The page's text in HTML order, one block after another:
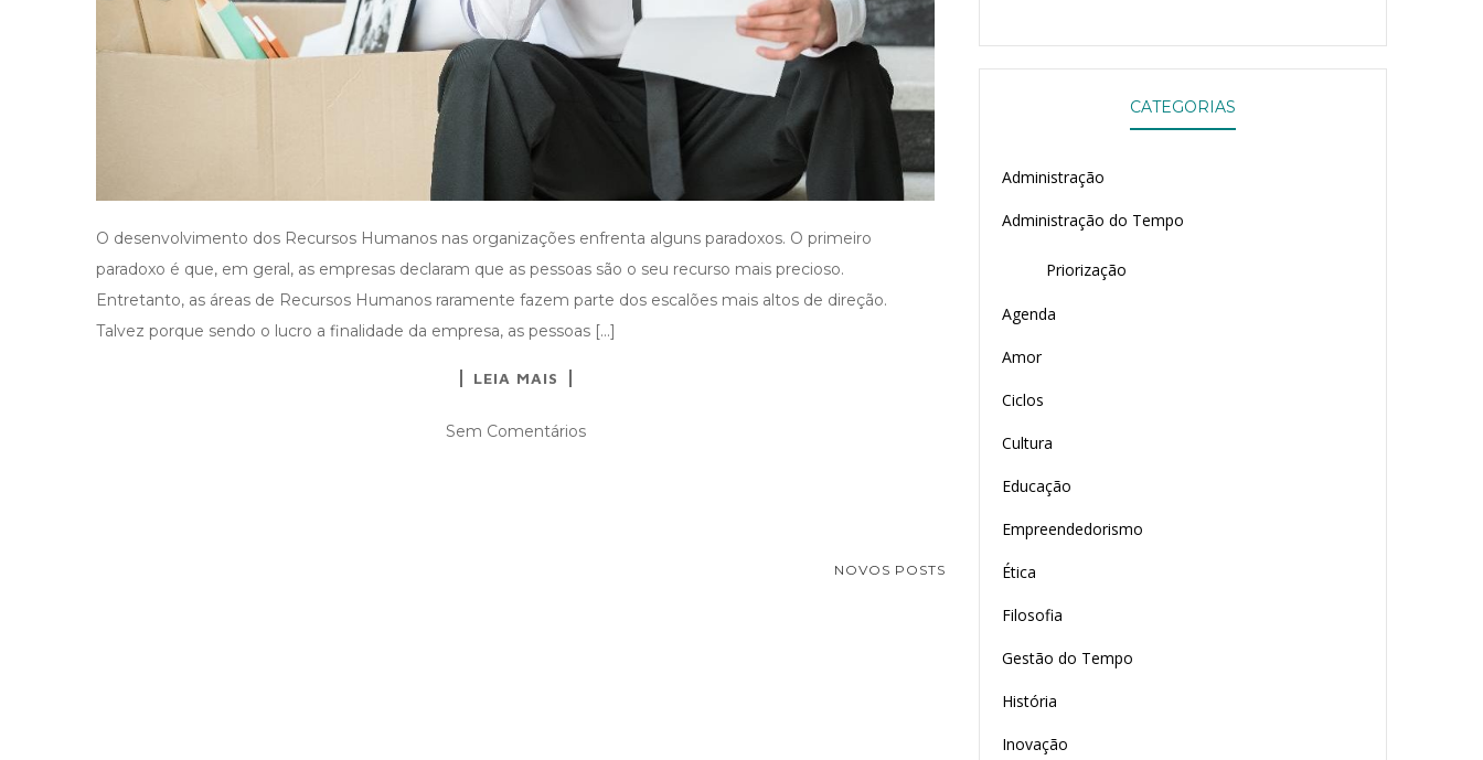
O desenvolvimento dos Recursos Humanos nas organizações enfrenta alguns paradoxos. O primeiro
paradoxo é que, em geral, as empresas declaram que as pessoas são o seu recurso mais precioso.
Entretanto, as áreas de Recursos Humanos raramente fazem parte dos escalões mais altos de direção.
Talvez porque sendo o lucro a finalidade da empresa, as pessoas […]
LEIA MAIS
Sem Comentários
NOVOS POSTS
CATEGORIAS
Administração
Administração do Tempo
Priorização
Agenda
Amor
Ciclos
Cultura
Educação
Empreendedorismo
Ética
Filosofia
Gestão do Tempo
História
Inovação